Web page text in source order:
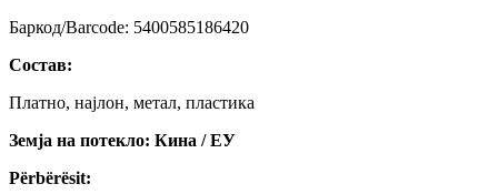
Баркод/Barcode: 5400585186420
Состав:
Платно, најлон, метал, пластика
Земја на потекло: Кина / ЕУ
Përbërësit: